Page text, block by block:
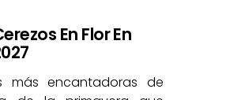
En Flor En
más encantadoras de